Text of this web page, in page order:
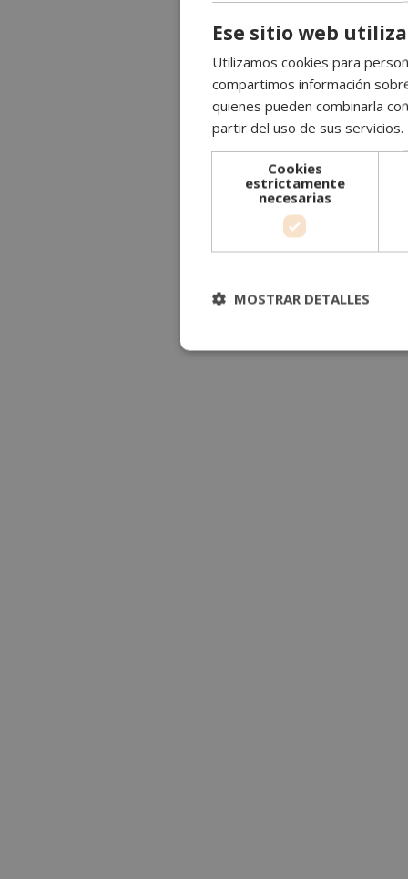
Ese sitio web
Utilizamos cookies para
compartimos información
quienes pueden combinarla
partir del uso de sus servicios.
Cookies
estrictamente
necesarias
MOSTRAR DETALLES